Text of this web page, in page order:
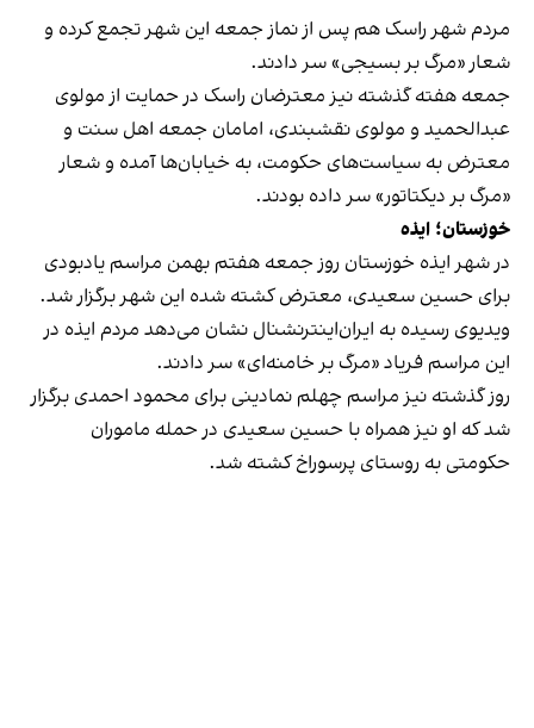
مردم شهر راسک هم پس از نماز جمعه این شهر تجمع کرده و
شعار «مرگ بر بسیجی» سر دادند.
جمعه هفته گذشته نیز معترضان راسک در حمایت از مولوی
عبدالحمید و مولوی نقشبندی، امامان جمعه اهل سنت و
معترض به سیاست‌های حکومت، به خیابان‌ها آمده‌ و شعار
«مرگ بر دیکتاتور»‌ سر داده بودند.
خوزستان؛ ایذه
در شهر ایذه خوزستان روز جمعه هفتم بهمن مراسم یادبودی
برای حسین سعیدی، معترض کشته‌ شده این شهر برگزار شد.
ویدیوی رسیده به ایران‌اینترنشنال نشان می‌دهد مردم ایذه در
این مراسم فریاد «مرگ بر خامنه‌ای» سر دادند.
روز گذشته نیز مراسم چهلم نمادینی برای محمود احمدی برگزار
شد که او نیز همراه با حسین سعیدی در حمله ماموران
حکومتی به روستای پرسوراخ کشته شد.